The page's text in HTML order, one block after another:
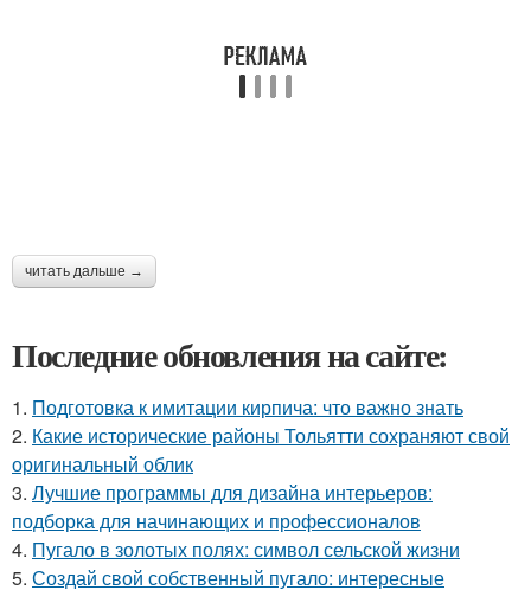
читать дальше →
Последние обновления на сайте:
1. Подготовка к имитации кирпича: что важно знать
2. Какие исторические районы Тольятти сохраняют свой
оригинальный облик
3. Лучшие программы для дизайна интерьеров:
подборка для начинающих и профессионалов
4. Пугало в золотых полях: символ сельской жизни
5. Создай свой собственный пугало: интересные